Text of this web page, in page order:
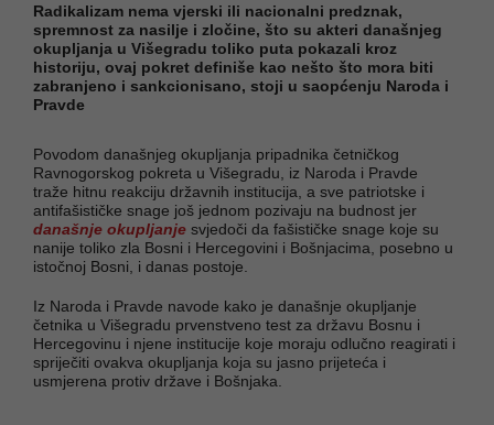
Radikalizam nema vjerski ili nacionalni predznak,
spremnost za nasilje i zločine, što su akteri današnjeg
okupljanja u Višegradu toliko puta pokazali kroz
historiju, ovaj pokret definiše kao nešto što mora biti
zabranjeno i sankcionisano, stoji u saopćenju Naroda i
Pravde
Povodom današnjeg okupljanja pripadnika četničkog
Ravnogorskog pokreta u Višegradu, iz Naroda i Pravde
traže hitnu reakciju državnih institucija, a sve patriotske i
antifašističke snage još jednom pozivaju na budnost jer
današnje okupljanje svjedoči da fašističke snage koje su
nanije toliko zla Bosni i Hercegovini i Bošnjacima, posebno u
istočnoj Bosni, i danas postoje.
Iz Naroda i Pravde navode kako je današnje okupljanje
četnika u Višegradu prvenstveno test za državu Bosnu i
Hercegovinu i njene institucije koje moraju odlučno reagirati i
spriječiti ovakva okupljanja koja su jasno prijeteća i
usmjerena protiv države i Bošnjaka.